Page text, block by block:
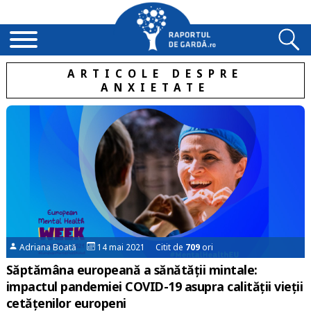
ARTICOLE DESPRE
ANXIETATE
Adriana Boată 14 mai 2021 Citit de 709ori
Săptămâna europeană a sănătății mintale:
impactul pandemiei COVID-19 asupra calității vieții
cetățenilor europeni